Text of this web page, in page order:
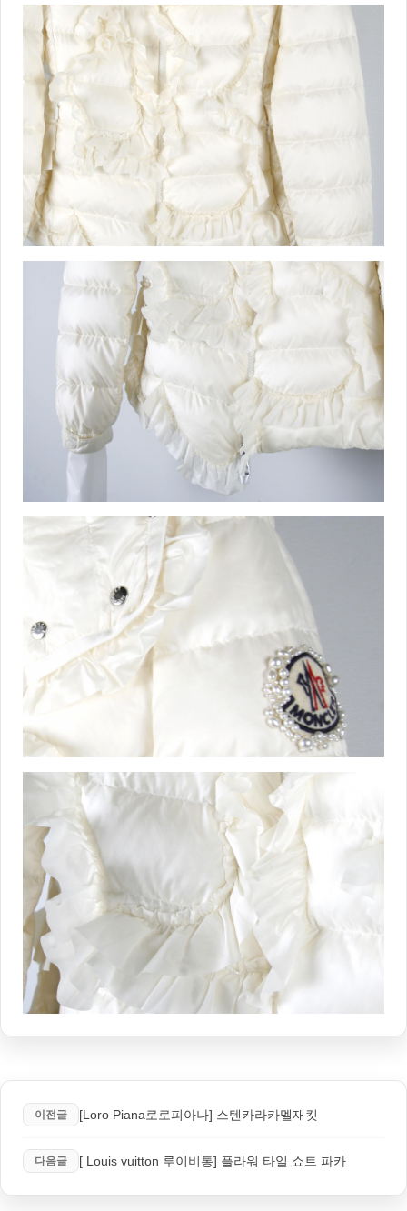
이전글 [Loro Piana로로피아나] 스텐카라카멜재킷
다음글 [ Louis vuitton 루이비통] 플라워 타일 쇼트 파카